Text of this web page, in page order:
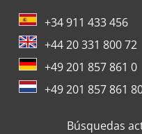
+34 911 433 456
+44 20 331 800 72
+49 201 857 861 0
+49 201 857 861
Búsquedas